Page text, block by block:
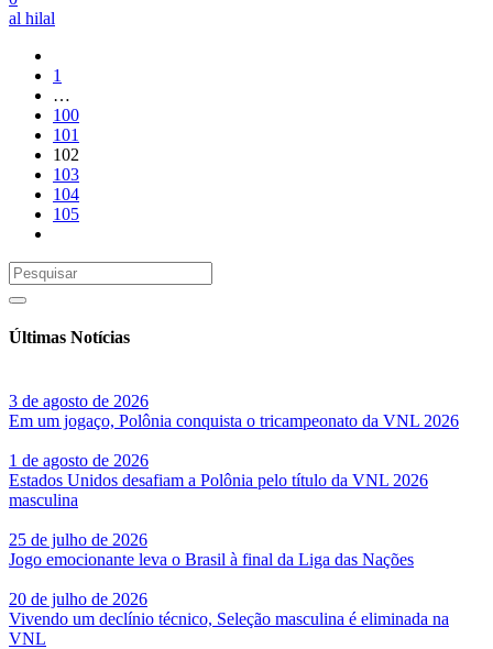
Share
al hilal
1
…
100
101
102
103
104
105
Últimas Notícias
3 de agosto de 2026
Em um jogaço, Polônia conquista o tricampeonato da VNL 2026
1 de agosto de 2026
Estados Unidos desafiam a Polônia pelo título da VNL 2026
masculina
25 de julho de 2026
Jogo emocionante leva o Brasil à final da Liga das Nações
20 de julho de 2026
Vivendo um declínio técnico, Seleção masculina é eliminada na
VNL